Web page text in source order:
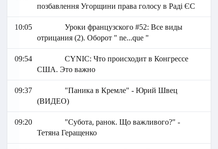
позбавлення Угорщини права голосу в Раді ЄС
10:05
Уроки французского #52: Все виды
отрицания (2). Оборот " ne...que "
09:54
СYNIC: Что происходит в Конгрессе
США. Это важно
09:37
"Паника в Кремле" - Юрий Швец
(ВИДЕО)
09:20
"Субота, ранок. Що важливого?" -
Тетяна Геращенко